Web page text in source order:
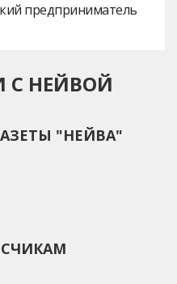
предприниматель
С НЕЙВОЙ
"НЕЙВА"